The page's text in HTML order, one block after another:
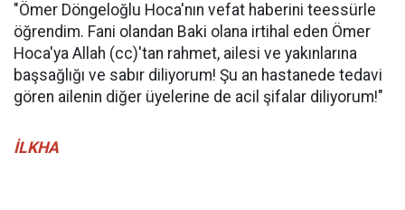
"Ömer Döngeloğlu Hoca'nın vefat haberini teessürle
öğrendim. Fani olandan Baki olana irtihal eden Ömer
Hoca'ya Allah (cc)'tan rahmet, ailesi ve yakınlarına
başsağlığı ve sabır diliyorum! Şu an hastanede tedavi
gören ailenin diğer üyelerine de acil şifalar diliyorum!"
İLKHA